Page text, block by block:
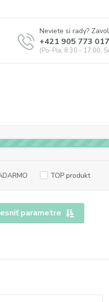
Neviete si rady?
+421 905 773 017
(Po-Pia, 8:30 - 17:00,
parametre
TOP produkt